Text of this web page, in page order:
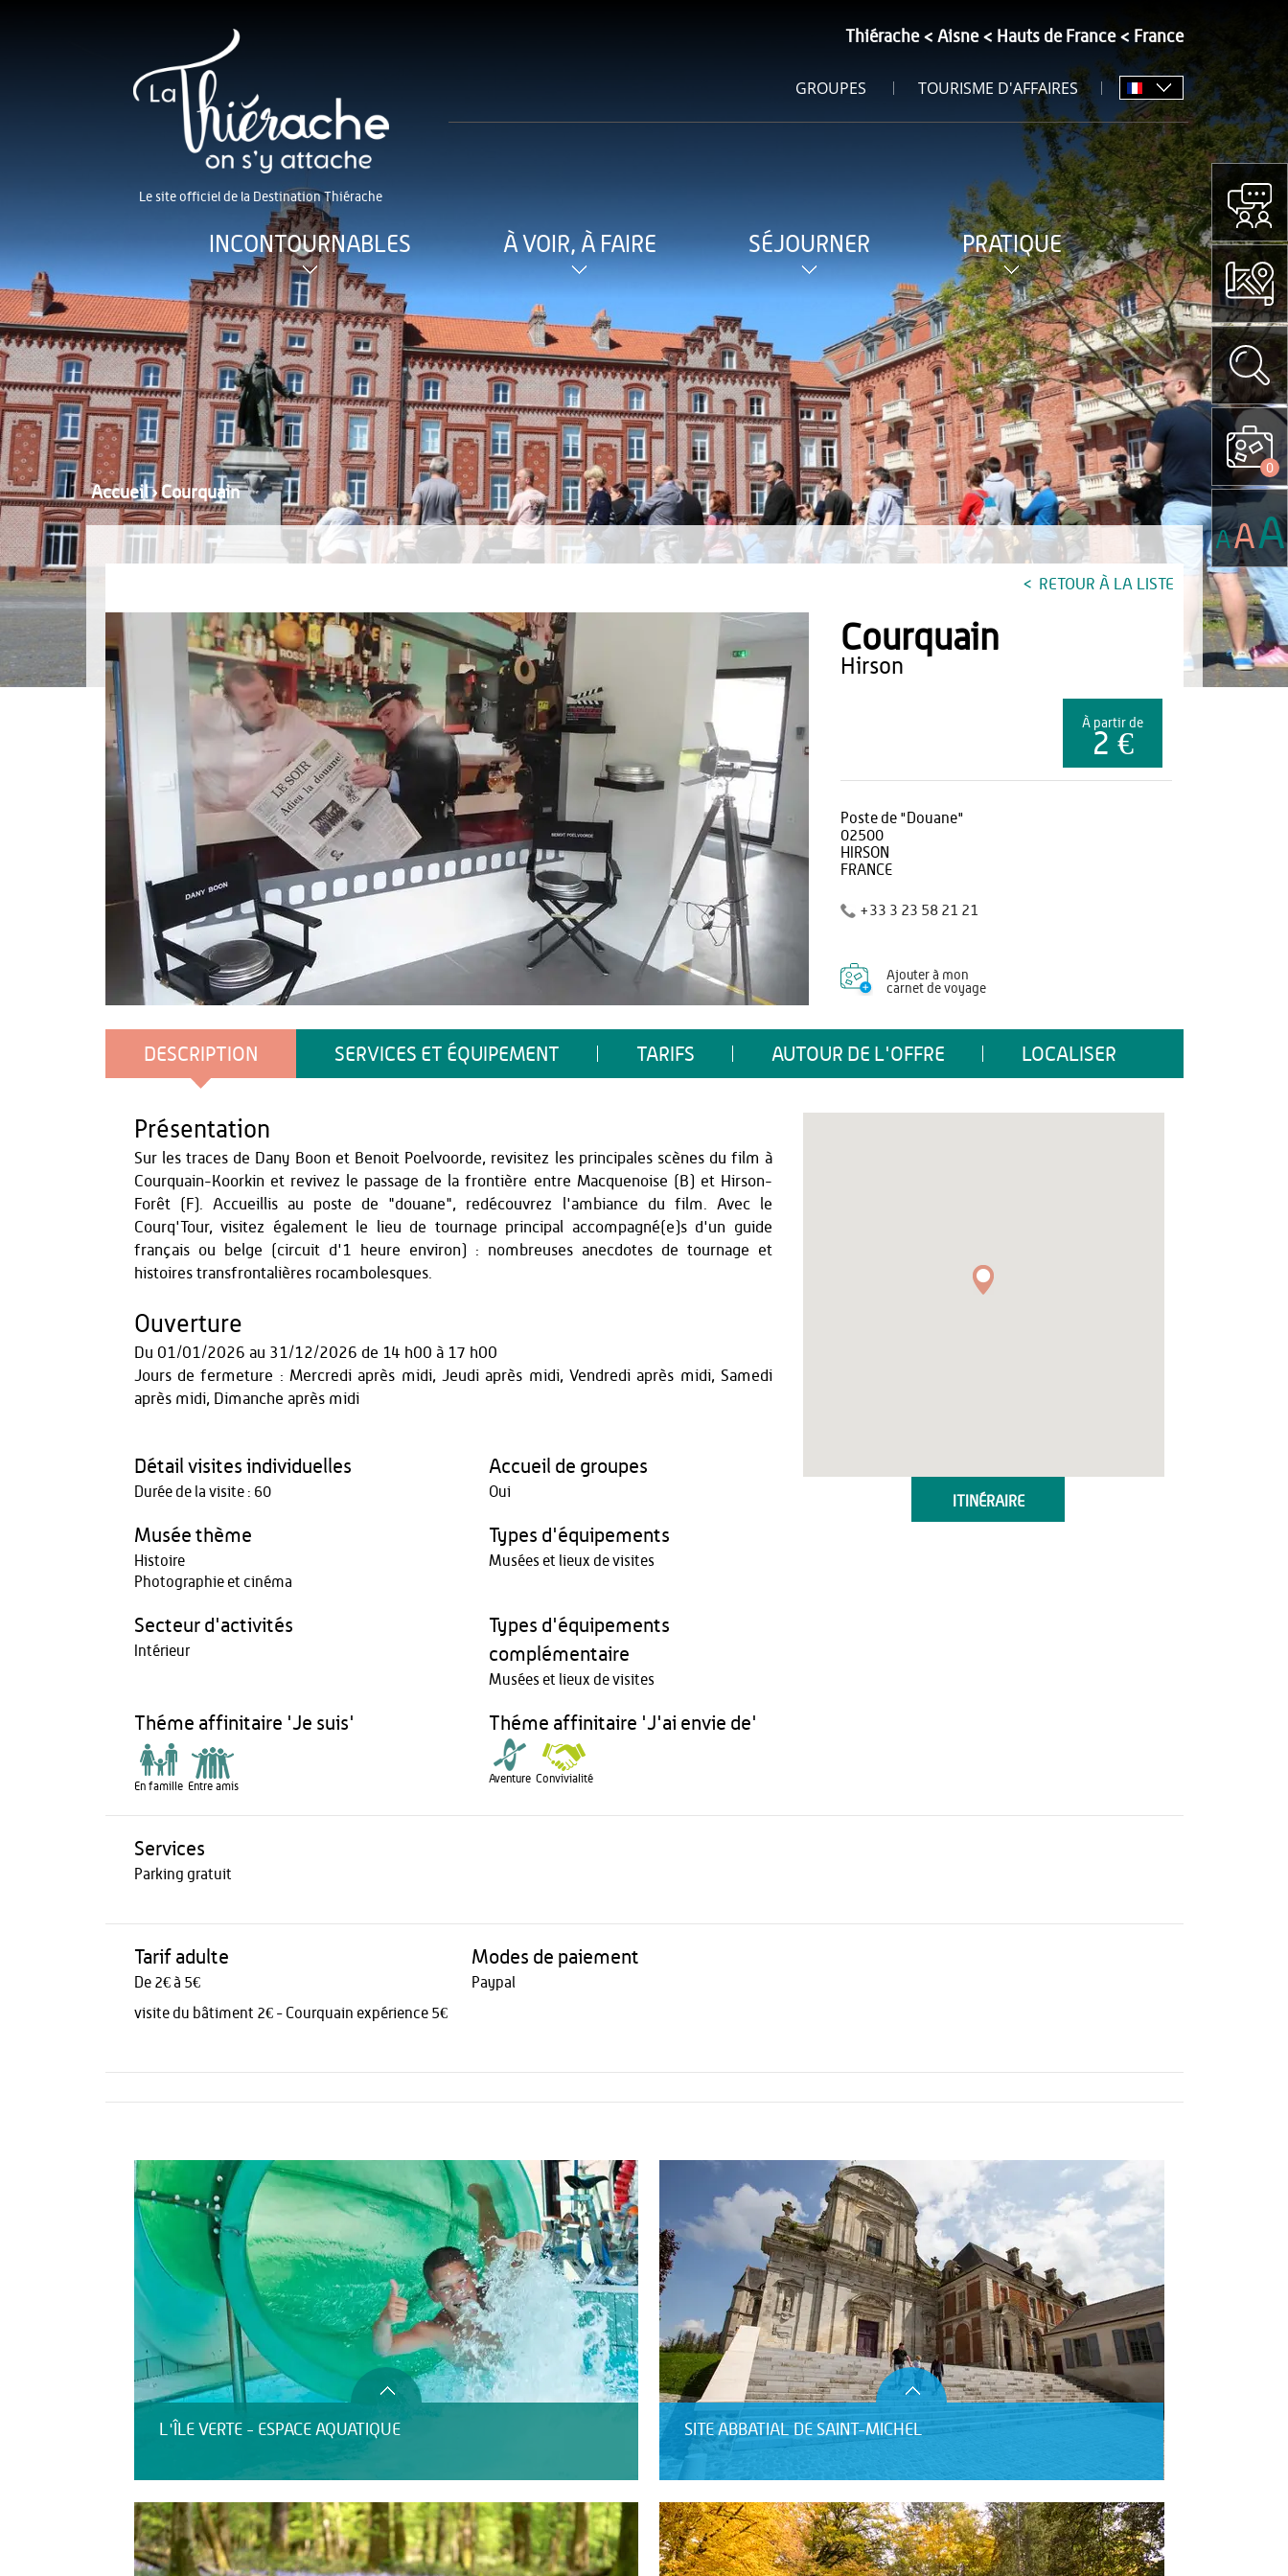
Le site officiel de la Destination Thiérache
Thiérache Aisne Hauts de France France
GROUPES TOURISME D'AFFAIRES
INCONTOURNABLES À VOIR, À FAIRE SÉJOURNER PRATIQUE
Accueil›Courquain
RETOUR À LA LISTE
Courquain
hirson
À partir de
2 €
Poste de "Douane"
02500
HIRSON
FRANCE
+33 3 23 58 21 21
Ajouter à mon
carnet de voyage
DESCRIPTION SERVICES ET ÉQUIPEMENT TARIFS AUTOUR DE L'OFFRE LOCALISER
ITINÉRAIRE
Présentation
Sur les traces de Dany Boon et Benoit Poelvoorde, revisitez les principales scènes du film à
Courquain-Koorkin et revivez le passage de la frontière entre Macquenoise (B) et Hirson-
Forêt (F). Accueillis au poste de "douane", redécouvrez l'ambiance du film. Avec le
Courq'Tour, visitez également le lieu de tournage principal accompagné(e)s d'un guide
français ou belge (circuit d'1 heure environ) : nombreuses anecdotes de tournage et
histoires transfrontalières rocambolesques.
Ouverture
Du 01/01/2026 au 31/12/2026 de 14 h00 à 17 h00
Jours de fermeture : Mercredi après midi, Jeudi après midi, Vendredi après midi, Samedi
après midi, Dimanche après midi
Détail visites individuelles
Durée de la visite : 60
Accueil de groupes
Oui
Musée thème
Histoire
Photographie et cinéma
Types d'équipements
Musées et lieux de visites
Secteur d'activités
Intérieur
Types d'équipements
complémentaire
Musées et lieux de visites
Théme affinitaire 'Je suis'
En famille Entre amis
Théme affinitaire 'J'ai envie de'
Aventure Convivialité
Services
Parking gratuit
Tarif adulte
De 2€ à 5€
visite du bâtiment 2€ - Courquain expérience 5€
Modes de paiement
Paypal
L'ÎLE VERTE - ESPACE AQUATIQUE SITE ABBATIAL DE SAINT-MICHEL
0
AAA